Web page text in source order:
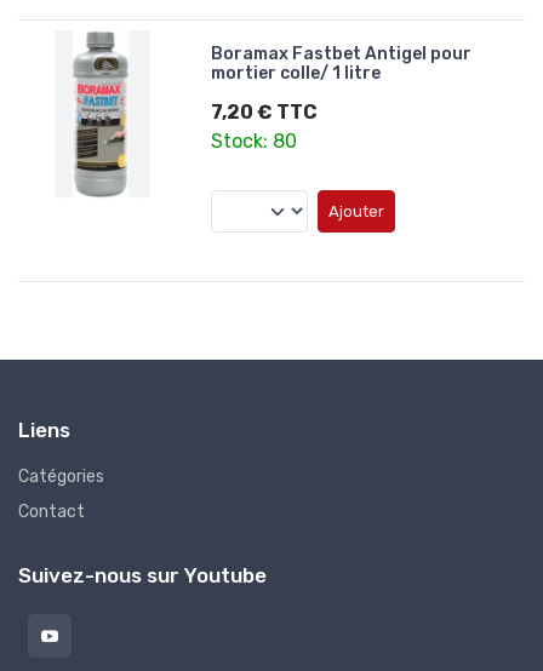
Boramax Fastbet Antigel pour
mortier colle/ 1 litre
7,20 € TTC
Stock: 80
Ajouter
Liens
Catégories
Contact
Suivez-nous sur Youtube